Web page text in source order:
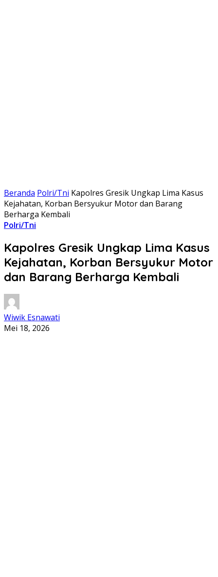
Beranda Polri/Tni Kapolres Gresik Ungkap Lima Kasus
Kejahatan, Korban Bersyukur Motor dan Barang
Berharga Kembali
Polri/Tni
Kapolres Gresik Ungkap Lima Kasus
Kejahatan, Korban Bersyukur Motor
dan Barang Berharga Kembali
Wiwik Esnawati
Mei 18, 2026